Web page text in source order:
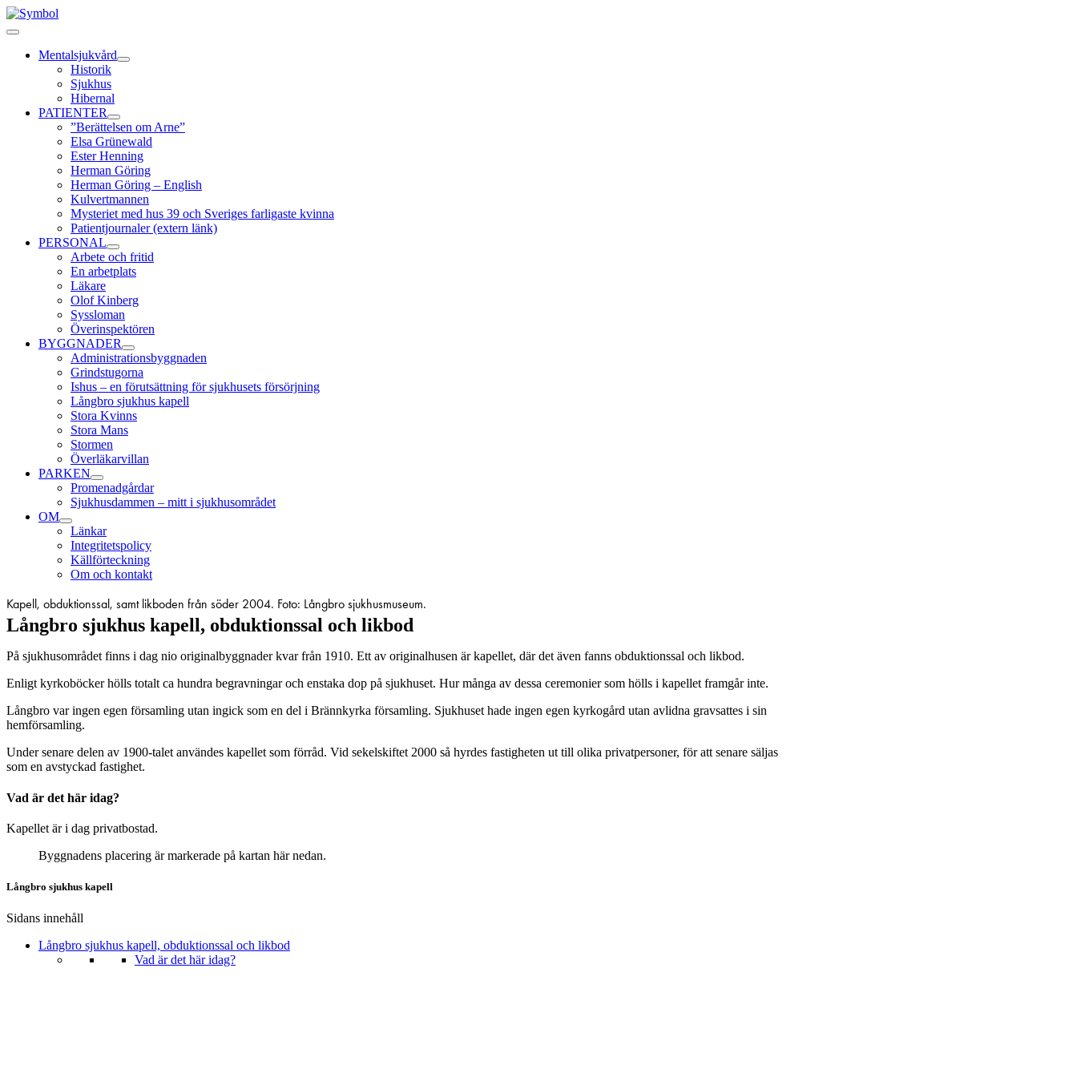
Fortsätt
till
Toggle
NavigationMentalsjukvård
Historik
Sjukhus
Hibernal
PATIENTER
”Berättelsen om Arne”
Elsa Grünewald
Ester Henning
Herman Göring
Herman Göring – English
Kulvertmannen
Mysteriet med hus 39 och Sveriges farligaste kvinna
Patientjournaler (extern länk)
PERSONAL
Arbete och fritid
En arbetplats
Läkare
Olof Kinberg
Syssloman
Överinspektören
BYGGNADER
Administrationsbyggnaden
Grindstugorna
Ishus – en förutsättning för sjukhusets försörjning
Långbro sjukhus kapell
Stora Kvinns
Stora Mans
Stormen
Överläkarvillan
PARKEN
Promenadgårdar
Sjukhusdammen – mitt i sjukhusområdet
OM
Länkar
Integritetspolicy
Källförteckning
Om och kontakt
Kapell, obduktionssal, samt likboden från söder 2004. Foto: Långbro sjukhusmuseum.
Långbro sjukhus kapell, obduktionssal och likbod
På sjukhusområdet finns i dag nio originalbyggnader kvar från 1910. Ett av originalhusen är kapellet, där det även fanns obduktionssal och likbod.
Enligt kyrkoböcker hölls totalt ca hundra begravningar och enstaka dop på sjukhuset. Hur många av dessa ceremonier som hölls i kapellet framgår inte.
Långbro var ingen egen församling utan ingick som en del i Brännkyrka församling. Sjukhuset hade ingen egen kyrkogård utan avlidna gravsattes i sin
hemförsamling.
Under senare delen av 1900-talet användes kapellet som förråd. Vid sekelskiftet 2000 så hyrdes fastigheten ut till olika privatpersoner, för att senare säljas
som en avstyckad fastighet.
Vad är det här idag?
Kapellet är i dag privatbostad.
Byggnadens placering är markerade på kartan här nedan.
Långbro sjukhus kapell
Sidans innehåll
Långbro sjukhus kapell, obduktionssal och likbod
Vad är det här idag?